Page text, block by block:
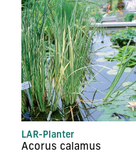
LAR-Planter
Acorus calamus